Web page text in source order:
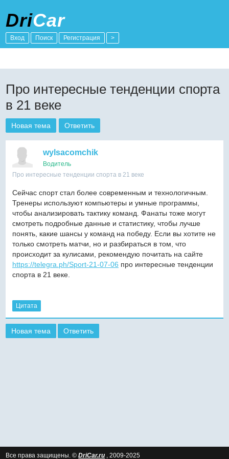
DriCar
Вход Поиск Регистрация >
Про интересные тенденции спорта
в 21 веке
Новая тема Ответить
wylsacomchik
Водитель
Про интересные тенденции спорта в 21 веке
Сейчас спорт стал более современным и технологичным.
Тренеры используют компьютеры и умные программы,
чтобы анализировать тактику команд. Фанаты тоже могут
смотреть подробные данные и статистику, чтобы лучше
понять, какие шансы у команд на победу. Если вы хотите не
только смотреть матчи, но и разбираться в том, что
происходит за кулисами, рекомендую почитать на сайте
https://telegra.ph/Sport-21-07-06 про интересные тенденции
спорта в 21 веке.
Цитата
Новая тема Ответить
Все права защищены. ©DriCar.ru , 2009-2025